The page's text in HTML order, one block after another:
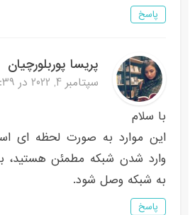
پاسخ
پریسا پوربلورچیان
سپتامبر 4, 2022 در 3:39 ب.ظ
با سلام
این موارد به صورت لحظه ای
وارد شدن شبکه مطمئن هستید،
به شبکه وصل شود.
پاسخ